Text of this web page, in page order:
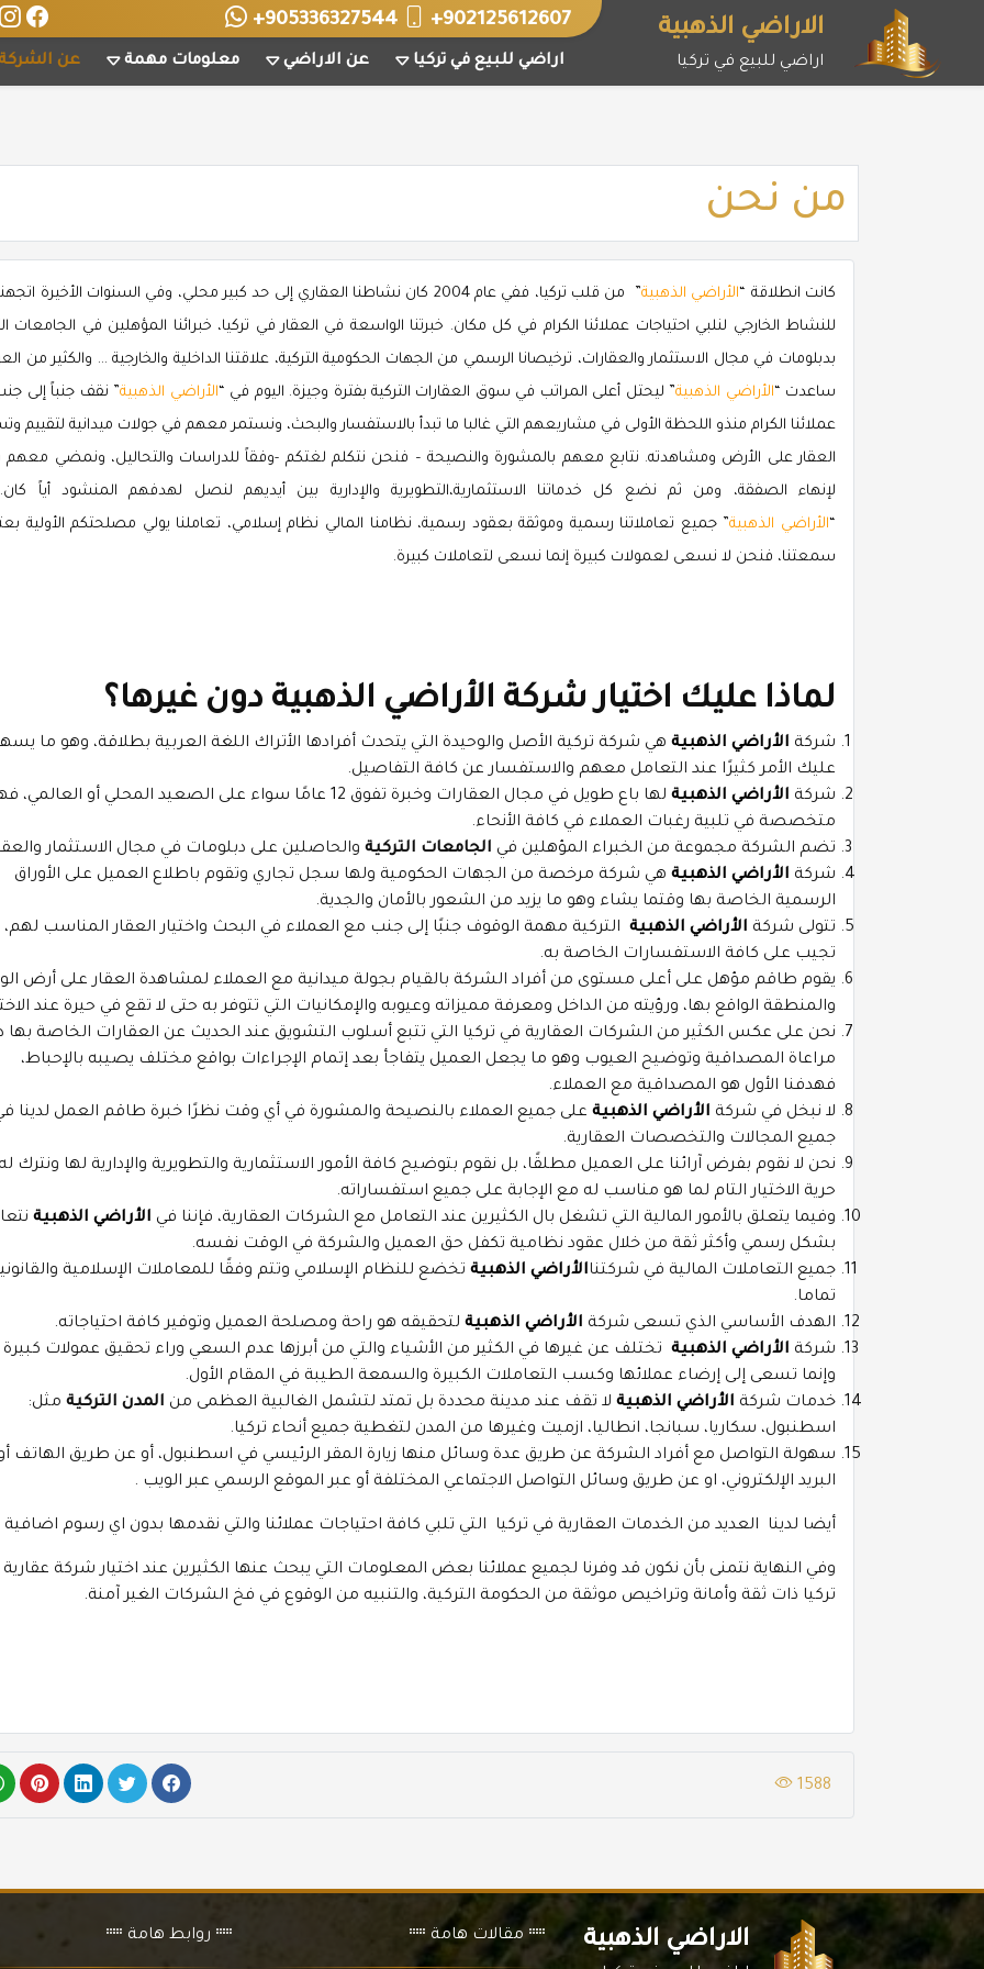
المحتوى
الاراضي الذهبية
اراضي للبيع في تركيا
+905336327544 +902125612607
اراضي للبيع في تركيا عن الاراضي معلومات مهمة عن الشركة
من نحن
كانت انطلاقة “الأراضي الذهبية
” من قلب تركيا، ففي عام 2004 كان نشاطنا العقاري إلى حد كبير محلي، وفي السنوات الأخيرة
للنشاط الخارجي لنلبي احتياجات عملائنا الكرام في كل مكان. خبرتنا الواسعة في العقار في تركيا، خبرائنا المؤهلين في الجامعات
بدبلومات في مجال الاستثمار والعقارات، ترخيصانا الرسمي من الجهات الحكومية التركية، علاقتنا الداخلية والخارجية … والكثير من
ساعدت “الأراضي الذهبية” ليحتل أعلى المراتب في سوق العقارات التركية بفترة وجيزة. اليوم في “الأراضي الذهبية” نقف جنباً إلى
عملائنا الكرام منذو اللحظة الأولى في مشاريعهم التي غالبا ما تبدأ بالاستفسار والبحث، ونستمر معهم في جولات ميدانية لتقييم
العقار على الأرض ومشاهدته. نتابع معهم بالمشورة والنصيحة – فنحن نتكلم لغتكم -وفقاً للدراسات والتحاليل، ونمضي معهم
لإنهاء الصفقة، ومن ثم نضع كل خدماتنا الاستثمارية،التطويرية والإدارية بين أيديهم لنصل لهدفهم المنشود أياً
“الأراضي الذهبية” جميع تعاملاتنا رسمية وموثقة بعقود رسمية، نظامنا المالي نظام إسلامي، تعاملنا يولي مصلحتكم الأولية
سمعتنا، فنحن لا نسعى لعمولات كبيرة إنما نسعى لتعاملات كبيرة.
لماذا عليك اختيار شركة الأراضي الذهبية دون غيرها؟
شركة الأراضي الذهبية هي شركة تركية الأصل والوحيدة التي يتحدث أفرادها الأتراك اللغة العربية بطلاقة، وهو ما
عليك الأمر كثيرًا عند التعامل معهم والاستفسار عن كافة التفاصيل.
شركة الأراضي الذهبية
لها باع طويل في مجال العقارات وخبرة تفوق 12 عامًا سواء على الصعيد المحلي أو
متخصصة في تلبية رغبات العملاء في كافة الأنحاء.
تضم الشركة مجموعة من الخبراء المؤهلين في الجامعات التركية والحاصلين على دبلومات في مجال الاستثمار
شركة الأراضي الذهبية هي شركة مرخصة من الجهات الحكومية ولها سجل تجاري وتقوم باطلاع العميل على الأوراق
الرسمية الخاصة بها وقتما يشاء وهو ما يزيد من الشعور بالأمان والجدية.
تتولى شركة الأراضي الذهبية التركية مهمة الوقوف جنبًا إلى جنب مع العملاء في البحث واختيار العقار المناسب لهم،
تجيب على كافة الاستفسارات الخاصة به.
يقوم طاقم مؤهل على أعلى مستوى من أفراد الشركة بالقيام بجولة ميدانية مع العملاء لمشاهدة العقار على أرض
والمنطقة الواقع بها، ورؤيته من الداخل ومعرفة مميزاته وعيوبه والإمكانيات التي تتوفر به حتى لا تقع في حيرة عند
نحن على عكس الكثير من الشركات العقارية في تركيا التي تتبع أسلوب التشويق عند الحديث عن العقارات الخاصة بها
مراعاة المصداقية وتوضيح العيوب وهو ما يجعل العميل يتفاجأ بعد إتمام الإجراءات بواقع مختلف يصيبه بالإحباط،
فهدفنا الأول هو المصداقية مع العملاء.
لا نبخل في شركة الأراضي الذهبية على جميع العملاء بالنصيحة والمشورة في أي وقت نظرًا خبرة طاقم العمل لدينا
جميع المجالات والتخصصات العقارية.
نحن لا نقوم بفرض آرائنا على العميل مطلقًا، بل نقوم بتوضيح كافة الأمور الاستثمارية والتطويرية والإدارية لها ونترك له
حرية الاختيار التام لما هو مناسب له مع الإجابة على جميع استفساراته.
وفيما يتعلق بالأمور المالية التي تشغل بال الكثيرين عند التعامل مع الشركات العقارية، فإننا في الأراضي الذهبية
بشكل رسمي وأكثر ثقة من خلال عقود نظامية تكفل حق العميل والشركة في الوقت نفسه.
جميع التعاملات المالية في شركتناالأراضي الذهبية تخضع للنظام الإسلامي وتتم وفقًا للمعاملات الإسلامية
تماما.
الهدف الأساسي الذي تسعى شركة الأراضي الذهبية لتحقيقه هو راحة ومصلحة العميل وتوفير كافة احتياجاته.
شركة الأراضي الذهبية تختلف عن غيرها في الكثير من الأشياء والتي من أبرزها عدم السعي وراء تحقيق عمولات كبيرة
وإنما تسعى إلى إرضاء عملائها وكسب التعاملات الكبيرة والسمعة الطيبة في المقام الأول.
خدمات شركة الأراضي الذهبية لا تقف عند مدينة محددة بل تمتد لتشمل الغالبية العظمى من المدن التركية مثل:
اسطنبول، سكاريا، سبانجا، انطاليا، ازميت وغيرها من المدن لتغطية جميع أنحاء تركيا.
سهولة التواصل مع أفراد الشركة عن طريق عدة وسائل منها زيارة المقر الرئيسي في اسطنبول، أو عن طريق الهاتف
البريد الإلكتروني، او عن طريق وسائل التواصل الاجتماعي المختلفة أو عبر الموقع الرسمي عبر الويب .
أيضا لدينا العديد من الخدمات العقارية في تركيا التي تلبي كافة احتياجات عملائنا والتي نقدمها بدون اي رسوم اضافية
وفي النهاية نتمنى بأن نكون قد وفرنا لجميع عملائنا بعض المعلومات التي يبحث عنها الكثيرين عند اختيار شركة
تركيا ذات ثقة وأمانة وتراخيص موثقة من الحكومة التركية، والتنبيه من الوقوع في فخ الشركات الغير آمنة.
1588
الاراضي الذهبية مقالات هامة روابط هامة